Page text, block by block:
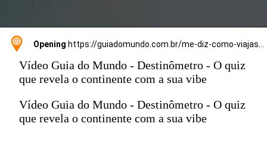
Opening
Vídeo Guia do Mundo - Destinômetro - O quiz
que revela o continente com a sua vibe
Vídeo Guia do Mundo - Destinômetro - O quiz
que revela o continente com a sua vibe